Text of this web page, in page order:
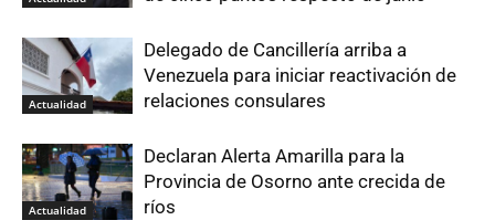
Actualidad
Delegado de Cancillería arriba a
Venezuela para iniciar reactivación de
relaciones consulares
Actualidad
Declaran Alerta Amarilla para la
Provincia de Osorno ante crecida de
ríos